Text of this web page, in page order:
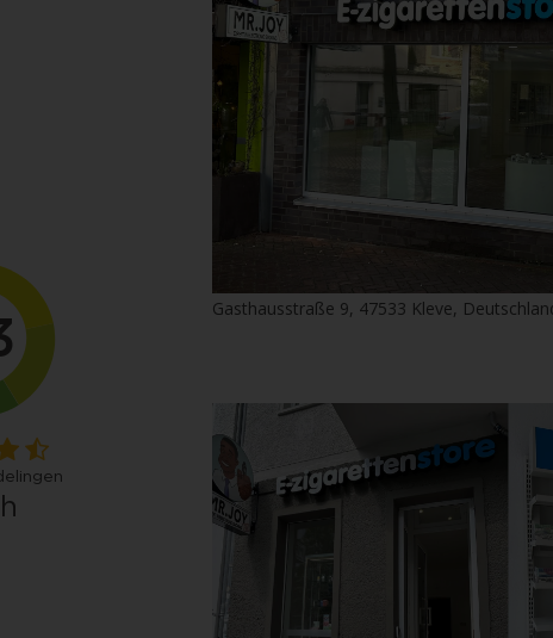
Gasthausstraße 9, 47533 Kleve,